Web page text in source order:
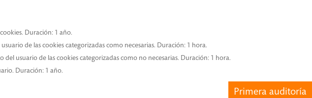
Duración: 1 año.
de las cookies categorizadas como necesarias. Duración: 1 hora.
usuario de las cookies categorizadas como no necesarias. Duración: 1 hora.
Duración: 1 año.
Primera auditoría